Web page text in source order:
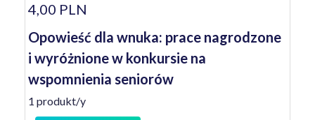
4,00 PLN
Opowieść dla wnuka: prace nagrodzone
i wyróżnione w konkursie na
wspomnienia seniorów
1 produkt/y